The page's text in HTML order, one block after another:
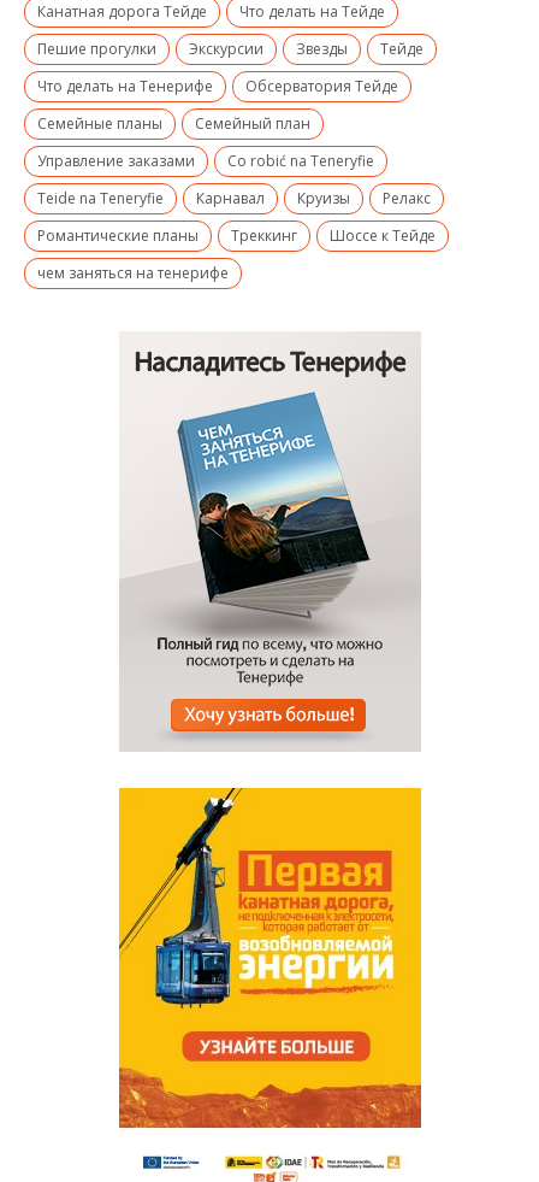
Канатная дорога Тейде
Что делать на Тейде
Пешие прогулки
Экскурсии Звезды
Тейде
Что делать на Тенерифе
Обсерватория Тейде
Семейные планы
Семейный план
Управление заказами
Co robić na Teneryfie
Teide na Teneryfie
Карнавал Круизы
Релакс
Романтические планы
Треккинг
Шоссе к Тейде
чем заняться на тенерифе